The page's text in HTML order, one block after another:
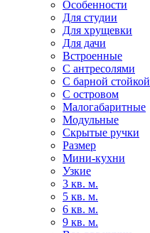
Особенности
Для студии
Для хрущевки
Для дачи
Встроенные
С антресолями
С барной стойкой
С островом
Малогабаритные
Модульные
Скрытые ручки
Размер
Мини-кухни
Узкие
3 кв. м.
5 кв. м.
6 кв. м.
9 кв. м.